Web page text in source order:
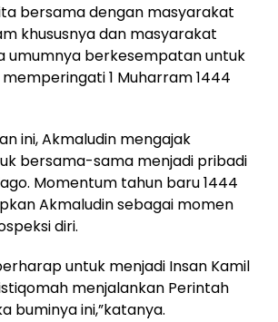
bersama dengan masyarakat
khususnya dan masyarakat
umumnya berkesempatan untuk
1 Muharram 1444
ini, Akmaludin mengajak
bersama-sama menjadi pribadi
Momentum tahun baru 1444
Akmaludin sebagai momen
diri.
untuk menjadi Insan Kamil
menjalankan Perintah
buminya ini,”katanya.